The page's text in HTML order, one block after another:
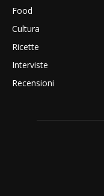
Food
Cultura
Ricette
Interviste
Recensioni